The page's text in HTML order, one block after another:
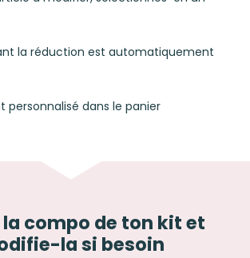
la réduction est automatiquement
personnalisé dans le panier
compo de ton kit et
la si besoin